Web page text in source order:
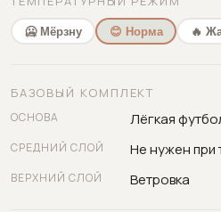
🥶 Мёрзну 😊 Норма 🔥
БАЗОВЫЙ КОМПЛЕКТ
ОСНОВА Лёгкая
СРЕДНИЙ СЛОЙ Не нужен при
ВЕРХНИЙ СЛОЙ Ветровка